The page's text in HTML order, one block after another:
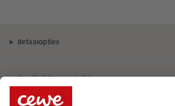
Betaalopties
Kwaliteit & zekerheid